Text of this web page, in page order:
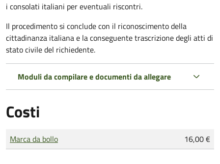
i consolati italiani per eventuali riscontri.
Il procedimento si conclude con il riconoscimento della
cittadinanza italiana e la conseguente trascrizione degli atti di
stato civile del richiedente.
Moduli da compilare e documenti da allegare
Costi
Tipo di pagamento
Importo
Marca da bollo 16,00 €